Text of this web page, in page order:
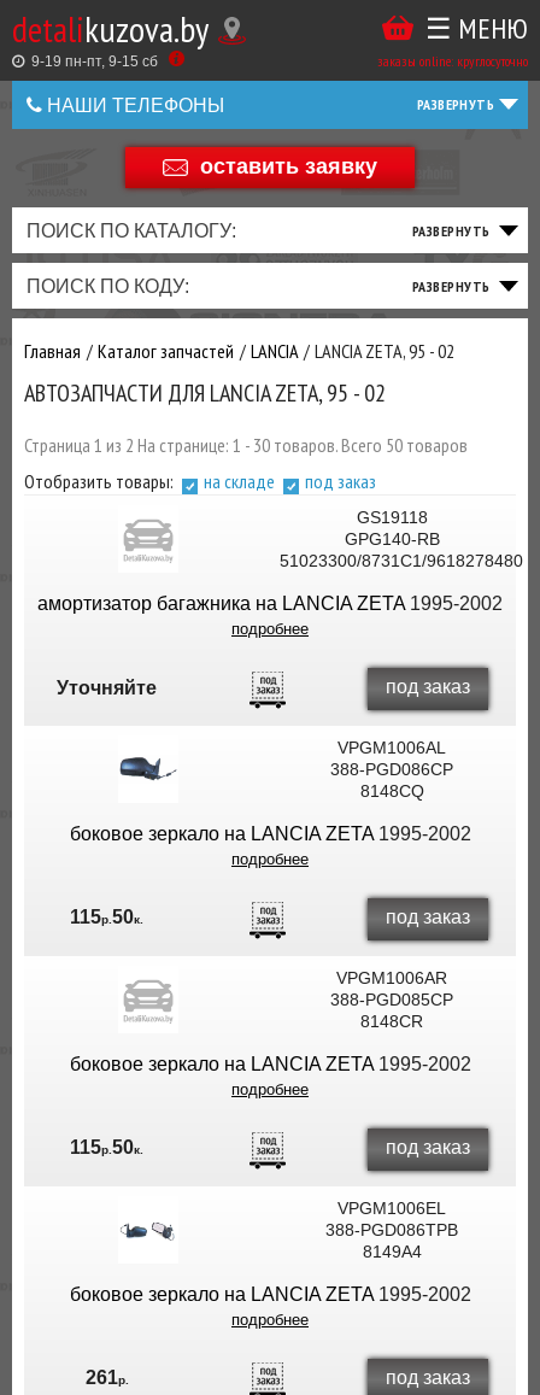
detalikuzova.by
9-19 пн-пт, 9-15 cб заказы online: круглосуточно
☰ МЕНЮ
НАШИ ТЕЛЕФОНЫ
+375 44 586 05 44
оставить заявку
ПОИСК ПО КАТАЛОГУ:
ПОИСК ПО КОДУ:
Главная Каталог запчастей LANCIA LANCIA ZETA, 95 - 02
АВТОЗАПЧАСТИ ДЛЯ LANCIA ZETA, 95 - 02
Страница 1 из 2 На странице: 1 - 30 товаров. Всего 50 товаров
Отобразить товары:
на складе под заказ
GS19118
GPG140-RB
51023300/8731C1/9618278480
амортизатор багажника на LANCIA ZETA1995-2002
подробнее
Уточняйте под заказ
VPGM1006AL
388-PGD086CP
8148CQ
боковое зеркало на LANCIA ZETA1995-2002
подробнее
115р.50к. под заказ
VPGM1006AR
388-PGD085CP
8148CR
боковое зеркало на LANCIA ZETA1995-2002
подробнее
115р.50к. под заказ
VPGM1006EL
388-PGD086TPB
8149A4
боковое зеркало на LANCIA ZETA1995-2002
подробнее
261р. под заказ
Купить
в
1
Беларусь
+375
+375
ТАКЖЕ
ВЫ
МОЖЕТЕ
У
ЗАКАЗАТЬ
ТО
ФИЛЬТРА
ТОРМОЗНАЯ
СИСТЕМА
ПОДВЕСКА
РУЛЕВОЕ
ТРАНСМИССИЯ
ПРИВОД
ДВИГАТЕЛЬ
ВЫХЛОП
ЭЛЕКТРИКА
ОСВЕЩЕНИЕ
РАСХОДНИКИ,
ЗАПЧАСТИ К
ЗАКАЗУ ЧЕРЕЗ